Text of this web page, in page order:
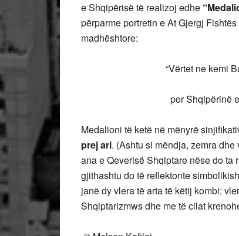
e Shqipërisë të realizoj edhe
përparme portretin e At Gjergj
madhështore:
“Vërtet ne kemi
por Shqipërinë e kemi
Medalioni të ketë në mënyrë
prej ari. (Ashtu si mëndja, zemra
ana e Qeverisë Shqiptare nëse do ta
gjithashtu do të reflektonte
janë dy vlera të arta të këtij kombi;
Shqiptarizmws dhe me të cilat